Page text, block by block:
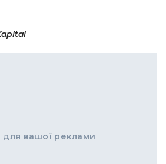
для вашої реклами